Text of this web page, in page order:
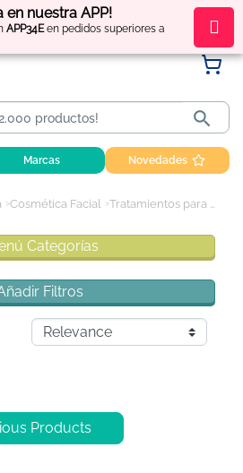
en nuestra APP!
APP34Een pedidos superiores a
puntos por tus compras

Marcas Novedades
Cosmética Facial Tratamientos para el acné y los granos
Categorías
Filtros
Products